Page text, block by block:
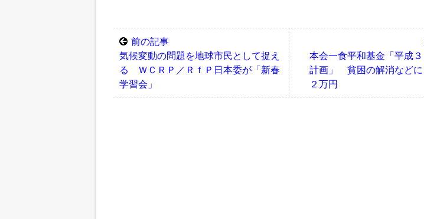
前の記事
気候変動の問題を地球市民として捉え
る ＷＣＲＰ／ＲｆＰ日本委が「新春
学習会」
本会一食平和基金「平成
計画」 貧困の解消などに
２万円